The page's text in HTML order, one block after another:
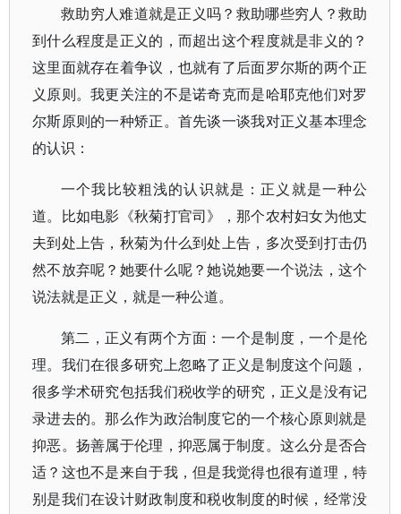
救助穷人难道就是正义吗？救助哪些穷人？救助
到什么程度是正义的，而超出这个程度就是非义的？
这里面就存在着争议，也就有了后面罗尔斯的两个正
义原则。我更关注的不是诺奇克而是哈耶克他们对罗
尔斯原则的一种矫正。首先谈一谈我对正义基本理念
的认识：
一个我比较粗浅的认识就是：正义就是一种公
道。比如电影《秋菊打官司》，那个农村妇女为他丈
夫到处上告，秋菊为什么到处上告，多次受到打击仍
然不放弃呢？她要什么呢？她说她要一个说法，这个
说法就是正义，就是一种公道。
第二，正义有两个方面：一个是制度，一个是伦
理。我们在很多研究上忽略了正义是制度这个问题，
很多学术研究包括我们税收学的研究，正义是没有记
录进去的。那么作为政治制度它的一个核心原则就是
抑恶。扬善属于伦理，抑恶属于制度。这么分是否合
适？这也不是来自于我，但是我觉得也很有道理，特
别是我们在设计财政制度和税收制度的时候，经常没